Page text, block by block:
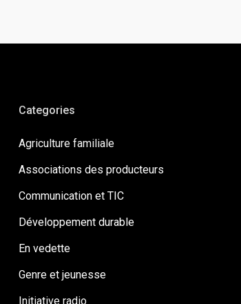
Categories
Agriculture familiale
Associations des producteurs
Communication et TIC
Développement durable
En vedette
Genre et jeunesse
Initiative radio